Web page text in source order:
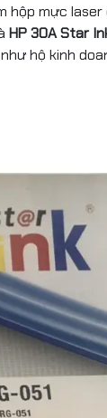
hộp mực
HP 30A Star
hộ kinh